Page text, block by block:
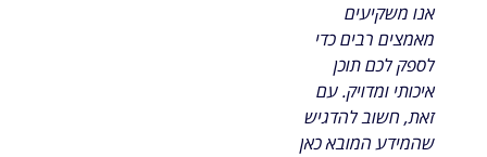
אנו משקיעים
מאמצים רבים כדי
לספק לכם תוכן
איכותי ומדויק. עם
זאת, חשוב להדגיש
שהמידע המובא כאן